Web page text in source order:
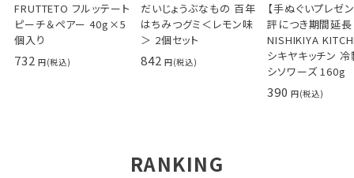
FRUTTETO フルッテート
ピーチ＆ペアー 40g×5
個入り
732
だいじょうぶなもの 百年
はちみつグミ＜レモン味
＞ 2個セット
842
【手ぬぐいプレゼ
評につき期間延長
NISHIKIYA
シキヤキッチン 冷
シソワーズ 160g
390
RANKING